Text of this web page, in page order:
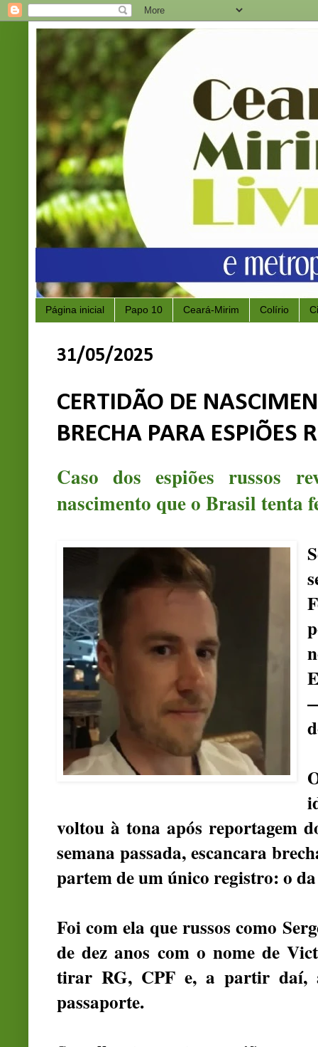
Página inicial Papo 10 Ceará-Mirim Colírio
31/05/2025
CERTIDÃO DE
BRECHA PARA ESPIÕES
Caso dos espiões russos
nascimento que o Brasil tenta
voltou à tona após reportagem
semana passada, escancara
partem de um único registro: o
Foi com ela que russos como
de dez anos com o nome de
tirar RG, CPF e, a partir daí,
passaporte.